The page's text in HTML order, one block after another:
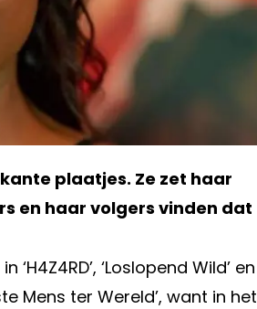
plaatjes. Ze zet haar
en haar volgers vinden dat
‘Loslopend Wild’ en
Mens ter Wereld’, want in het